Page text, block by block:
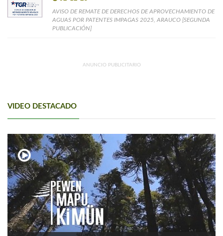
AVISO DE REMATE DE DERECHOS DE APROVECHAMIENTO DE
AGUAS POR PATENTES IMPAGAS 2025, ARAUCO [SEGUNDA
PUBLICACIÓN]
ANUNCIO PUBLICITARIO
VIDEO DESTACADO